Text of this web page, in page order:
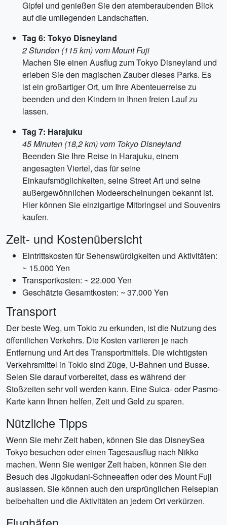
Gipfel und genießen Sie den atemberaubenden Blick
auf die umliegenden Landschaften.
Tag 6: Tokyo Disneyland
2 Stunden (115 km) vom Mount Fuji
Machen Sie einen Ausflug zum Tokyo Disneyland und
erleben Sie den magischen Zauber dieses Parks. Es
ist ein großartiger Ort, um Ihre Abenteuerreise zu
beenden und den Kindern in Ihnen freien Lauf zu
lassen.
Tag 7: Harajuku
45 Minuten (18,2 km) vom Tokyo Disneyland
Beenden Sie Ihre Reise in Harajuku, einem
angesagten Viertel, das für seine
Einkaufsmöglichkeiten, seine Street Art und seine
außergewöhnlichen Modeerscheinungen bekannt ist.
Hier können Sie einzigartige Mitbringsel und Souvenirs
kaufen.
Zeit- und Kostenübersicht
Eintrittskosten für Sehenswürdigkeiten und Aktivitäten:
~ 15.000 Yen
Transportkosten: ~ 22.000 Yen
Geschätzte Gesamtkosten: ~ 37.000 Yen
Transport
Der beste Weg, um Tokio zu erkunden, ist die Nutzung des
öffentlichen Verkehrs. Die Kosten variieren je nach
Entfernung und Art des Transportmittels. Die wichtigsten
Verkehrsmittel in Tokio sind Züge, U-Bahnen und Busse.
Seien Sie darauf vorbereitet, dass es während der
Stoßzeiten sehr voll werden kann. Eine Suica- oder Pasmo-
Karte kann Ihnen helfen, Zeit und Geld zu sparen.
Nützliche Tipps
Wenn Sie mehr Zeit haben, können Sie das DisneySea
Tokyo besuchen oder einen Tagesausflug nach Nikko
machen. Wenn Sie weniger Zeit haben, können Sie den
Besuch des Jigokudani-Schneeaffen oder des Mount Fuji
auslassen. Sie können auch den ursprünglichen Reiseplan
beibehalten und die Aktivitäten an jedem Ort verkürzen.